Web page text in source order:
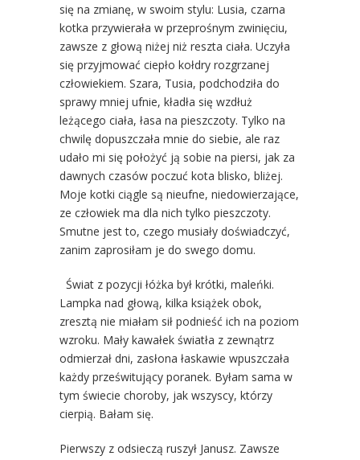
się na zmianę, w swoim stylu: Lusia, czarna
kotka przywierała w przeprośnym zwinięciu,
zawsze z głową niżej niż reszta ciała. Uczyła
się przyjmować ciepło kołdry rozgrzanej
człowiekiem. Szara, Tusia, podchodziła do
sprawy mniej ufnie, kładła się wzdłuż
leżącego ciała, łasa na pieszczoty. Tylko na
chwilę dopuszczała mnie do siebie, ale raz
udało mi się położyć ją sobie na piersi, jak za
dawnych czasów poczuć kota blisko, bliżej.
Moje kotki ciągle są nieufne, niedowierzające,
ze człowiek ma dla nich tylko pieszczoty.
Smutne jest to, czego musiały doświadczyć,
zanim zaprosiłam je do swego domu.
Świat z pozycji łóżka był krótki, maleńki.
Lampka nad głową, kilka książek obok,
zresztą nie miałam sił podnieść ich na poziom
wzroku. Mały kawałek światła z zewnątrz
odmierzał dni, zasłona łaskawie wpuszczała
każdy prześwitujący poranek. Byłam sama w
tym świecie choroby, jak wszyscy, którzy
cierpią. Bałam się.
Pierwszy z odsieczą ruszył Janusz. Zawsze